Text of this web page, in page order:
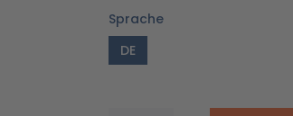
Sprache
DE